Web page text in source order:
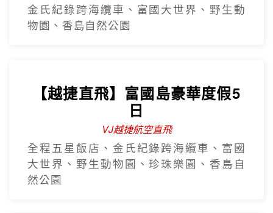
金氏紀錄跨海纜車、富國大世界、野生動
物園、香島自然公園
【越捷直飛】富國島豪華度假5
日
VJ越捷航空直飛
全程五星飯店、金氏紀錄跨海纜車、富國
大世界、野生動物園、珍珠樂園、香島自
然公園